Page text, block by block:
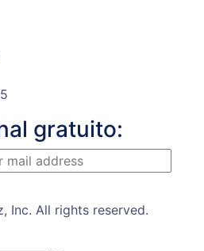
gratuito:
Inc. All rights reserved.